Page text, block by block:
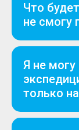
Что
не смогу
Я не могу
только